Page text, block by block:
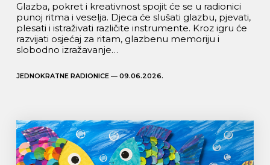
Glazba, pokret i kreativnost spojit će se u radionici
punoj ritma i veselja. Djeca će slušati glazbu, pjevati,
plesati i istraživati različite instrumente. Kroz igru će
razvijati osjećaj za ritam, glazbenu memoriju i
slobodno izražavanje…
JEDNOKRATNE RADIONICE — 09.06.2026.